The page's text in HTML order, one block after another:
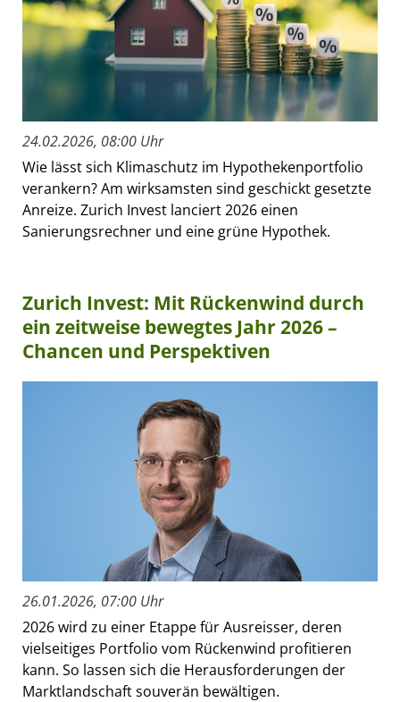
24.02.2026, 08:00 Uhr
Wie lässt sich Klimaschutz im Hypothekenportfolio
verankern? Am wirksamsten sind geschickt gesetzte
Anreize. Zurich Invest lanciert 2026 einen
Sanierungsrechner und eine grüne Hypothek.
Zurich Invest: Mit Rückenwind durch
ein zeitweise bewegtes Jahr 2026 –
Chancen und Perspektiven
26.01.2026, 07:00 Uhr
2026 wird zu einer Etappe für Ausreisser, deren
vielseitiges Portfolio vom Rückenwind profitieren
kann. So lassen sich die Herausforderungen der
Marktlandschaft souverän bewältigen.